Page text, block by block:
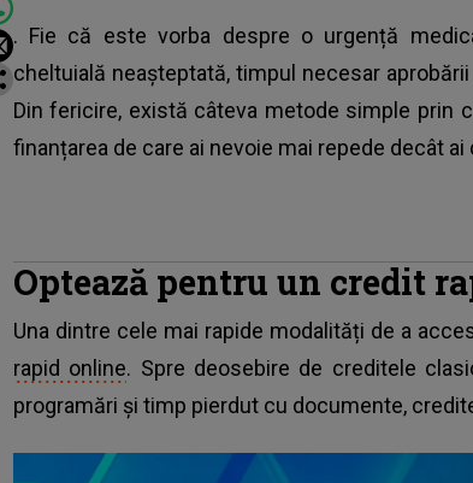
. Fie că este vorba despre o urgență
cheltuială neașteptată, timpul necesar
Din fericire, există câteva metode simple prin
finanțarea de care ai nevoie mai repede decât ai
Optează pentru un credit
Una dintre cele mai rapide modalități de a
rapid online. Spre deosebire de creditele
programări și timp pierdut cu documente,